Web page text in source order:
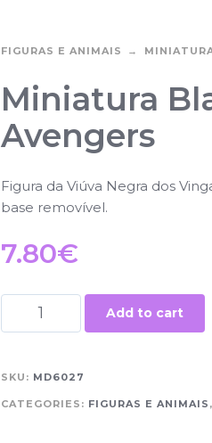
FIGURAS E ANIMAIS
Miniatura
Avengers
Figura da Viúva Negra dos
base removível.
7.80€
Add to cart
SKU: MD6027
CATEGORIES: FIGURAS E ANIMAIS ,